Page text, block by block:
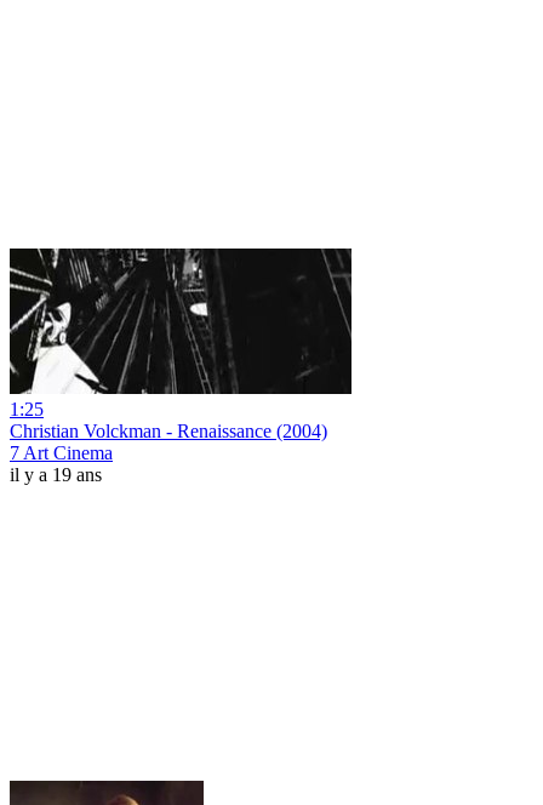
1:25
Christian Volckman - Renaissance (2004)
7 Art Cinema
il y a 19 ans